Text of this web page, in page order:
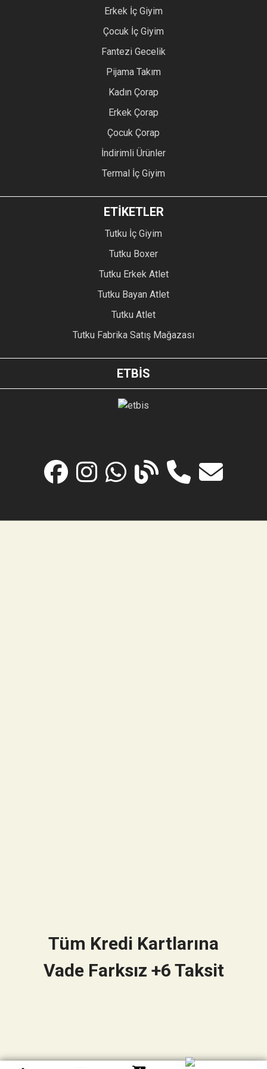
Erkek İç Giyim
Çocuk İç Giyim
Fantezi Gecelik
Pijama Takım
Kadın Çorap
Erkek Çorap
Çocuk Çorap
İndirimli Ürünler
Termal İç Giyim
ETİKETLER
Tutku İç Giyim
Tutku Boxer
Tutku Erkek Atlet
Tutku Bayan Atlet
Tutku Atlet
Tutku Fabrika Satış Mağazası
ETBİS
Tüm Kredi Kartlarına
Vade Farksız +6 Taksit